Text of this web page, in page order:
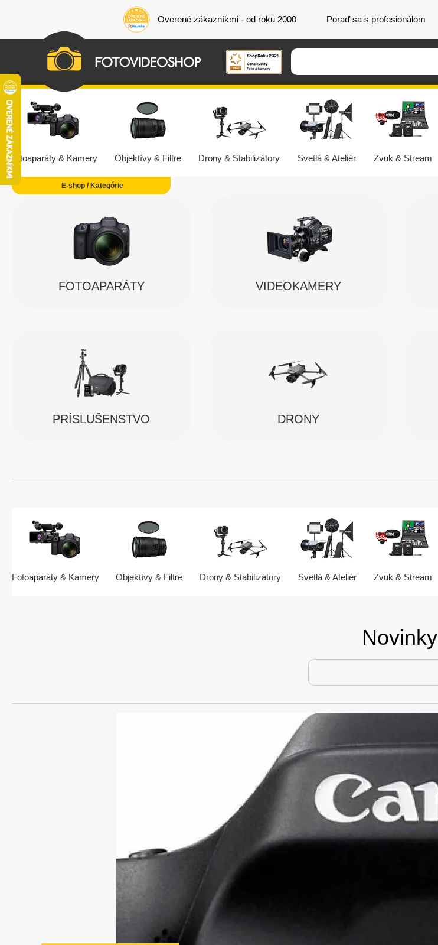
Overené zákazníkmi - od roku 2000 Poraď sa s profesionálom
Fotoaparáty & Kamery Objektívy & Filtre Drony & Stabilizátory Svetlá & Ateliér Zvuk & Stream
FOTOAPARÁTY VIDEOKAMERY
PRÍSLUŠENSTVO DRONY
Fotoaparáty & Kamery Objektívy & Filtre Drony & Stabilizátory Svetlá & Ateliér Zvuk & Stream
Novinky
E-shop / Kategórie